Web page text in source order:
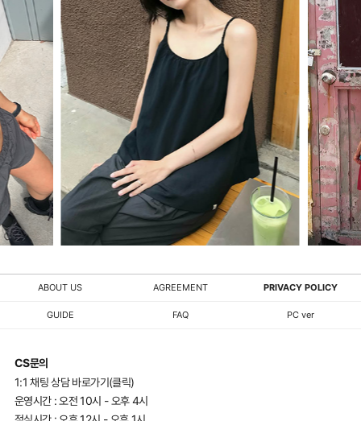
ABOUT US AGREEMENT PRIVACY POLICY
GUIDE FAQ PC ver
CS문의
1:1 채팅 상담 바로가기(클릭)
운영시간 : 오전 10시 - 오후 4시